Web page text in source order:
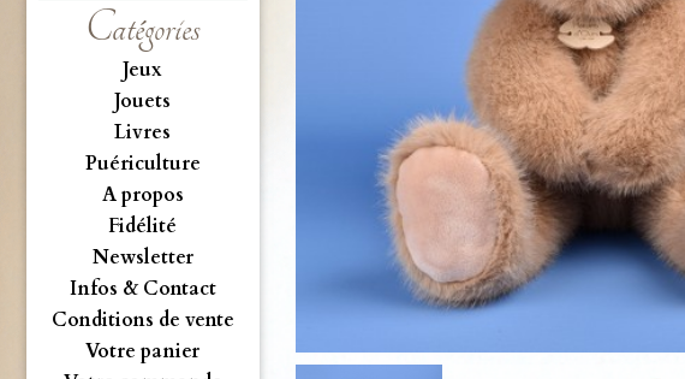
Catégories
Jeux
Jouets
Livres
Puériculture
A propos
Fidélité
Newsletter
Infos & Contact
Conditions de vente
Votre panier